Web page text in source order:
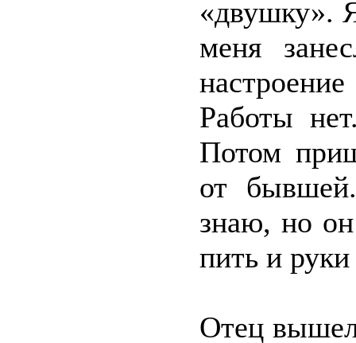
«двушку».
меня
Работы
Потом
от
знаю, но
пить и руки
Отец